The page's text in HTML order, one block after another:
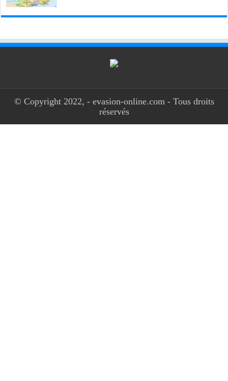
© Copyright 2022, - evasion-online.com - Tous droits
réservés